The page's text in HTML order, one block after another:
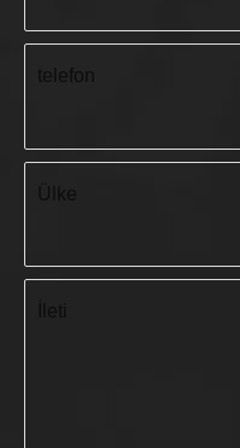
telefon